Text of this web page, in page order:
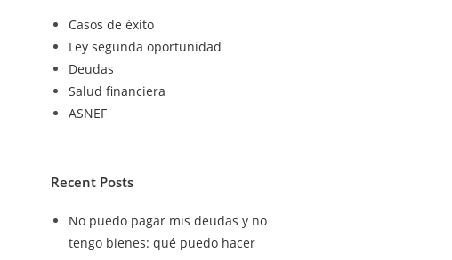
Casos de éxito
Ley segunda oportunidad
Deudas
Salud financiera
ASNEF
Recent Posts
No puedo pagar mis deudas y no
tengo bienes: qué puedo hacer